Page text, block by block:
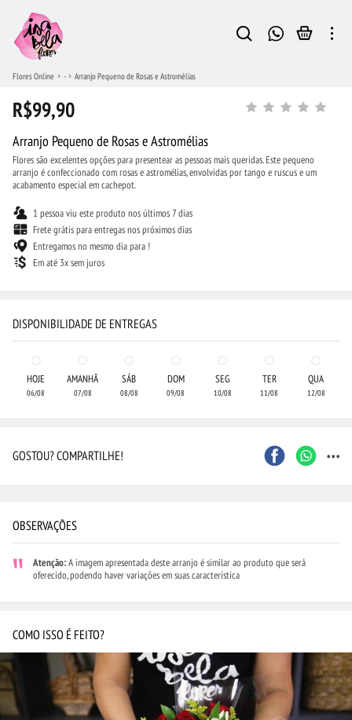
Flores Online - Arranjo Pequeno de Rosas e Astromélias
R$99,90
Arranjo Pequeno de Rosas e Astromélias
Flores são excelentes opções para presentear as pessoas mais queridas. Este pequeno
arranjo é confeccionado com rosas e astromélias, envolvidas por tango e ruscus e um
acabamento especial em cachepot.
1 pessoa viu este produto nos últimos 7 dias
Frete grátis para entregas nos próximos dias
Entregamos no mesmo dia para !
Em até 3x sem juros
DISPONIBILIDADE DE ENTREGAS
HOJE
06/08
AMANHÃ
07/08
SÁB
08/08
DOM
09/08
SEG
10/08
TER
11/08
QUA
12/08
GOSTOU? COMPARTILHE! ...
OBSERVAÇÕES
Atenção:A imagem apresentada deste arranjo é similar ao produto que será
oferecido, podendo haver variações em suas característica
COMO ISSO É FEITO?